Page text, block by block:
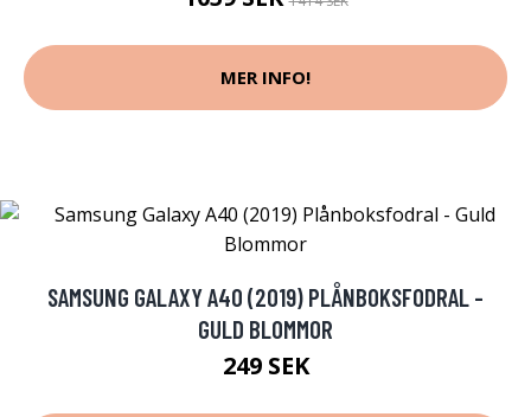
MER INFO!
SAMSUNG GALAXY A40 (2019) PLÅNBOKSFODRAL -
GULD BLOMMOR
249 SEK